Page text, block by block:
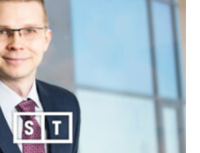
tuotteella
muunnelma.
Voit